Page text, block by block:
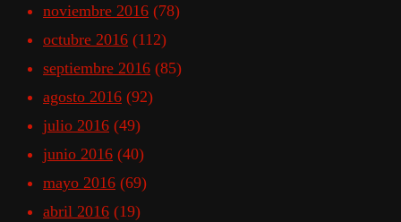
noviembre 2016 (78)
octubre 2016 (112)
septiembre 2016 (85)
agosto 2016 (92)
julio 2016 (49)
junio 2016 (40)
mayo 2016 (69)
abril 2016 (19)